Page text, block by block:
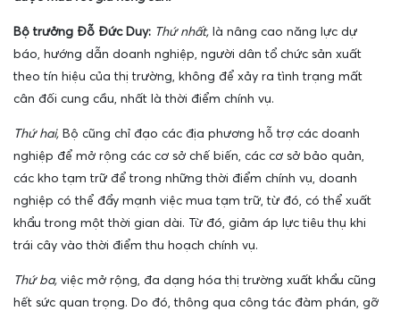
Bộ trưởng Đỗ Đức Duy: Thứ nhất, là nâng cao năng lực dự
báo, hướng dẫn doanh nghiệp, người dân tổ chức sản xuất
theo tín hiệu của thị trường, không để xảy ra tình trạng mất
cân đối cung cầu, nhất là thời điểm chính vụ.
Thứ hai, Bộ cũng chỉ đạo các địa phương hỗ trợ các doanh
nghiệp để mở rộng các cơ sở chế biến, các cơ sở bảo quản,
các kho tạm trữ để trong những thời điểm chính vụ, doanh
nghiệp có thể đẩy mạnh việc mua tạm trữ, từ đó, có thể xuất
khẩu trong một thời gian dài. Từ đó, giảm áp lực tiêu thụ khi
trái cây vào thời điểm thu hoạch chính vụ.
Thứ ba, việc mở rộng, đa dạng hóa thị trường xuất khẩu cũng
hết sức quan trọng. Do đó, thông qua công tác đàm phán, gỡ